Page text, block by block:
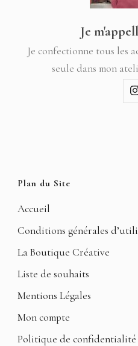
Je
Je confectionne tous les
seule dans mon
Plan du Site
Accueil
Conditions générales
La Boutique Créative
Liste de souhaits
Mentions Légales
Mon compte
Politique de confidentialité